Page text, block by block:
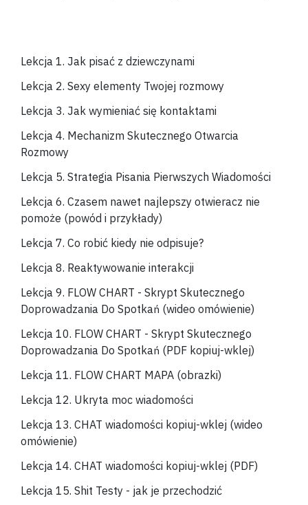
Lekcja 1. Jak pisać z dziewczynami
Lekcja 2. Sexy elementy Twojej rozmowy
Lekcja 3. Jak wymieniać się kontaktami
Lekcja 4. Mechanizm Skutecznego Otwarcia
Rozmowy
Lekcja 5. Strategia Pisania Pierwszych Wiadomości
Lekcja 6. Czasem nawet najlepszy otwieracz nie
pomoże (powód i przykłady)
Lekcja 7. Co robić kiedy nie odpisuje?
Lekcja 8. Reaktywowanie interakcji
Lekcja 9. FLOW CHART - Skrypt Skutecznego
Doprowadzania Do Spotkań (wideo omówienie)
Lekcja 10. FLOW CHART - Skrypt Skutecznego
Doprowadzania Do Spotkań (PDF kopiuj-wklej)
Lekcja 11. FLOW CHART MAPA (obrazki)
Lekcja 12. Ukryta moc wiadomości
Lekcja 13. CHAT wiadomości kopiuj-wklej (wideo
omówienie)
Lekcja 14. CHAT wiadomości kopiuj-wklej (PDF)
Lekcja 15. Shit Testy - jak je przechodzić